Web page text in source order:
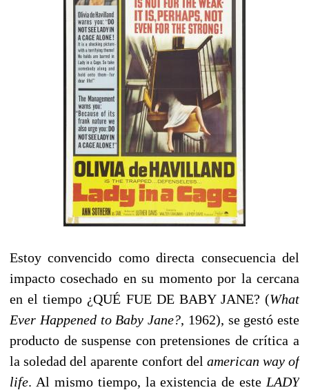
Estoy convencido como directa consecuencia del
impacto cosechado en su momento por la cercana
en el tiempo ¿QUÉ FUE DE BABY JANE? (What
Ever Happened to Baby Jane?, 1962), se gestó este
producto de suspense con pretensiones de crítica a
la soledad del aparente confort del american way of
life. Al mismo tiempo, la existencia de este LADY